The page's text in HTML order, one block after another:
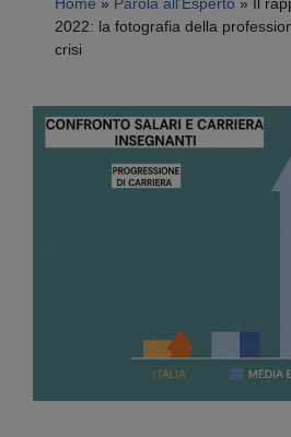
2022: la fotografia della
crisi